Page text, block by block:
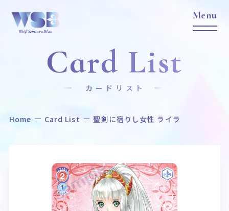
Home News
作品タイトル 商品情報
Event
イベント
Card List
カードリスト
Card List
カードリスト
Home Card List 聖剣に宿りし女性 ライラ